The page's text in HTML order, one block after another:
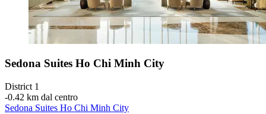
Sedona Suites Ho Chi Minh City
District 1
‐0.42 km dal centro
Sedona Suites Ho Chi Minh City